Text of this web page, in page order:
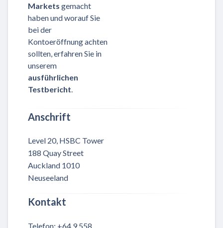
Markets gemacht
haben und worauf Sie
bei der
Kontoeröffnung achten
sollten, erfahren Sie in
unserem
ausführlichen
Testbericht
Anschrift
Level 20, HSBC Tower
188 Quay Street
Auckland 1010
Neuseeland
Kontakt
Telefon: +64 9 558